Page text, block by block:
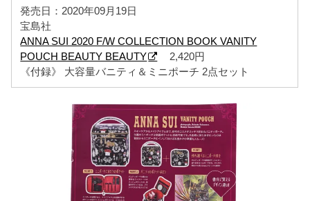
発売日：2020年09月19日
宝島社
ANNA SUI 2020 F/W COLLECTION BOOK VANITY
POUCH BEAUTY BEAUTY
2,420円
《付録》 大容量バニティ＆ミニポーチ 2点セット